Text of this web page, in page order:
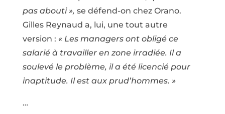
pas abouti », se défend-on chez Orano.
Gilles Reynaud a, lui, une tout autre
version : « Les managers ont obligé ce
salarié à travailler en zone irradiée. Il a
soulevé le problème, il a été licencié pour
inaptitude. Il est aux prud’hommes. »
…